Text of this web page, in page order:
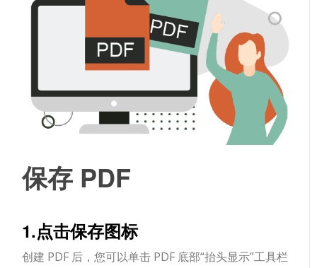
保存 PDF
1.点击保存图标
创建 PDF 后，您可以单击 PDF 底部“抬头显示”工具栏